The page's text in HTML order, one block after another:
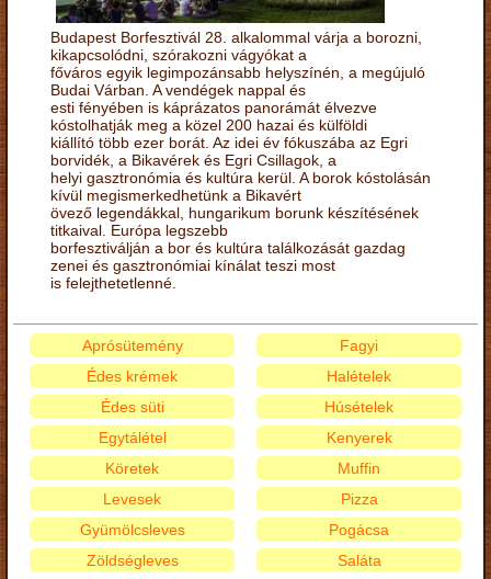
Budapest Borfesztivál 28. alkalommal várja a borozni,
kikapcsolódni, szórakozni vágyókat a
főváros egyik legimpozánsabb helyszínén, a megújuló
Budai Várban. A vendégek nappal és
esti fényében is káprázatos panorámát élvezve
kóstolhatják meg a közel 200 hazai és külföldi
kiállító több ezer borát. Az idei év fókuszába az Egri
borvidék, a Bikavérek és Egri Csillagok, a
helyi gasztronómia és kultúra kerül. A borok kóstolásán
kívül megismerkedhetünk a Bikavért
övező legendákkal, hungarikum borunk készítésének
titkaival. Európa legszebb
borfesztiválján a bor és kultúra találkozását gazdag
zenei és gasztronómiai kínálat teszi most
is felejthetetlenné.
Aprósütemény
Édes krémek
Édes süti
Egytálétel
Fagyi
Halételek
Húsételek
Kenyerek
Köretek
Levesek
Gyümölcsleves
Zöldségleves
Muffin
Pizza
Pogácsa
Saláta